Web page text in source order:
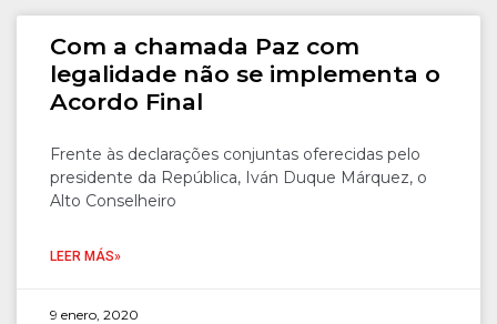
Com a chamada Paz com
legalidade não se implementa o
Acordo Final
Frente às declarações conjuntas oferecidas pelo
presidente da República, Iván Duque Márquez, o
Alto Conselheiro
LEER MÁS»
9 enero, 2020